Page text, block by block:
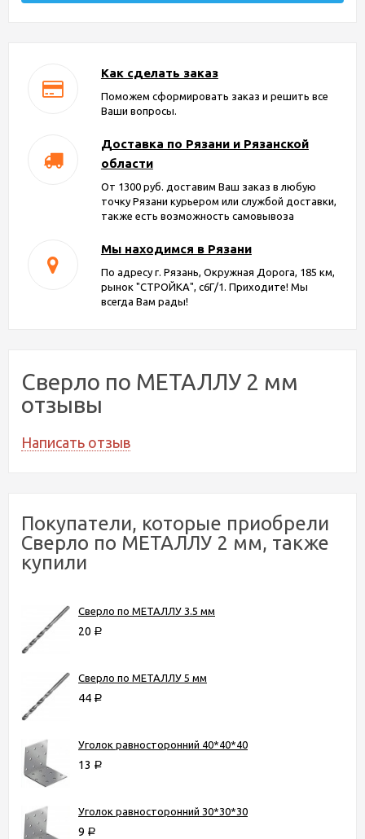
Как сделать заказ
Поможем сформировать заказ и решить все
Ваши вопросы.
Доставка по Рязани и Рязанской
области
От 1300 руб. доставим Ваш заказ в любую
точку Рязани курьером или службой доставки,
также есть возможность самовывоза
Мы находимся в Рязани
По адресу г. Рязань, Окружная Дорога, 185 км,
рынок "СТРОЙКА", с6Г/1. Приходите! Мы
всегда Вам рады!
Сверло по МЕТАЛЛУ 2 мм
отзывы
Написать отзыв
Покупатели, которые приобрели
Сверло по МЕТАЛЛУ 2 мм, также
купили
Сверло по МЕТАЛЛУ 3.5 мм
20 Р
Сверло по МЕТАЛЛУ 5 мм
44 Р
Уголок равносторонний 40*40*40
13 Р
Уголок равносторонний 30*30*30
9 Р